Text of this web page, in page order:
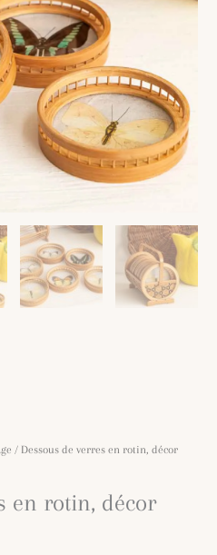
/ Dessous de verres en rotin, décor
en rotin, décor